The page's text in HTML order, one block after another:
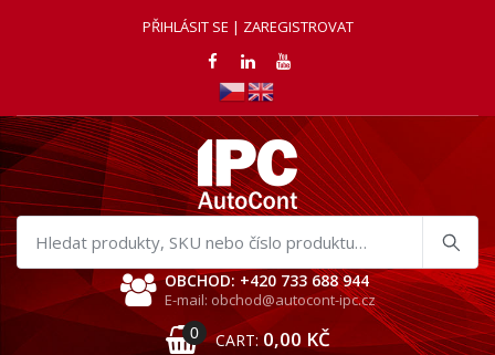
PŘIHLÁSIT SE | ZAREGISTROVAT
Hledat
produkty
OBCHOD: +420 733 688 944
E-mail: obchod@autocont-ipc.cz
0 CART: 0,00 KČ